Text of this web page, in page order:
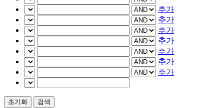
추가
추가
추가
추가
추가
추가
추가